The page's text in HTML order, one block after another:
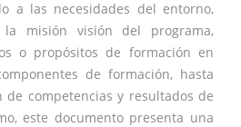
a las necesidades del entorno,
misión visión del programa,
o propósitos de formación en
de formación, hasta
competencias y resultados de
este documento presenta una